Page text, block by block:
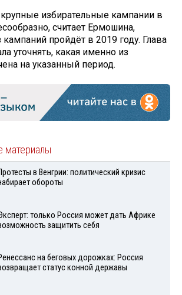
избирательные кампании в
считает Ермошина,
кампаний пройдёт в 2019 году. Глава
уточнять, какая именно из
на указанный период.
в Венгрии: политический кризис
обороты
только Россия может дать Африке
защитить себя
на беговых дорожках: Россия
статус конной державы